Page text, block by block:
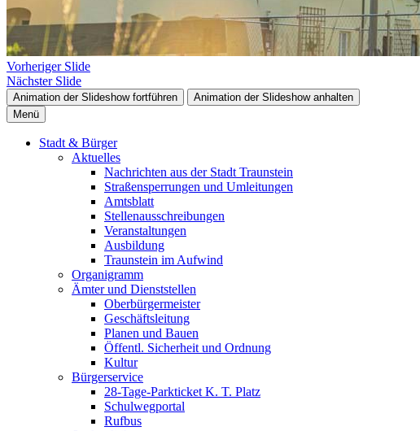
Vorheriger Slide
Nächster Slide
Animation der Slideshow fortführen
Animation der Slideshow anhalten
Menü
Stadt & Bürger
Aktuelles
Nachrichten aus der Stadt Traunstein
Straßensperrungen und Umleitungen
Amtsblatt
Stellenausschreibungen
Veranstaltungen
Ausbildung
Traunstein im Aufwind
Organigramm
Ämter und Dienststellen
Oberbürgermeister
Geschäftsleitung
Planen und Bauen
Öffentl. Sicherheit und Ordnung
Kultur
Bürgerservice
28-Tage-Parkticket K. T. Platz
Schulwegportal
Rufbus